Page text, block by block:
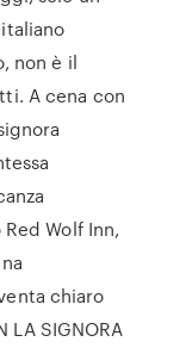
non è il
A cena con
Wolf Inn,
chiaro
LA SIGNORA